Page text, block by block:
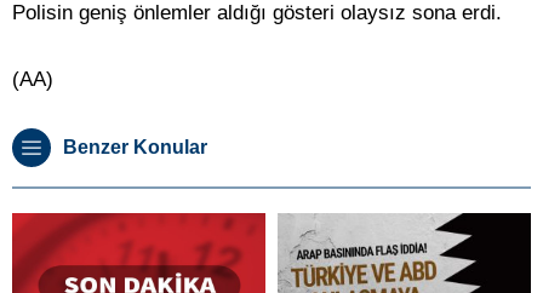
Polisin geniş önlemler aldığı gösteri olaysız sona erdi.
(AA)
Benzer Konular